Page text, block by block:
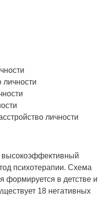
личности
личности
высокоэффективный
психотерапии. Схема
формируется в детстве и
18 негативных